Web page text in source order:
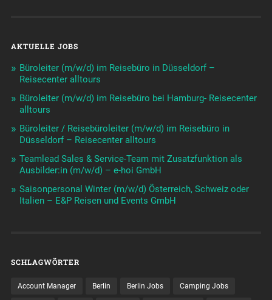
AKTUELLE JOBS
Büroleiter (m/w/d) im Reisebüro in Düsseldorf –
Reisecenter alltours
Büroleiter (m/w/d) im Reisebüro bei Hamburg- Reisecenter
alltours
Büroleiter / Reisebüroleiter (m/w/d) im Reisebüro in
Düsseldorf – Reisecenter alltours
Teamlead Sales & Service-Team mit Zusatzfunktion als
Ausbilder:in (m/w/d) – e-hoi GmbH
Saisonpersonal Winter (m/w/d) Österreich, Schweiz oder
Italien – E&P Reisen und Events GmbH
SCHLAGWÖRTER
Account Manager Berlin Berlin Jobs Camping Jobs